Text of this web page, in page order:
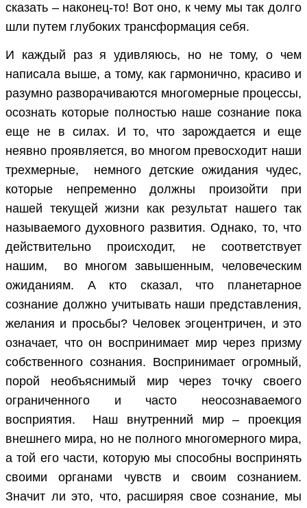
сказать – наконец-то! Вот оно, к чему мы так долго
шли путем глубоких трансформация себя.
И каждый раз я удивляюсь, но не тому, о чем
написала выше, а тому, как гармонично, красиво и
разумно разворачиваются многомерные процессы,
осознать которые полностью наше сознание пока
еще не в силах. И то, что зарождается и еще
неявно проявляется, во многом превосходит наши
трехмерные, немного детские ожидания чудес,
которые непременно должны произойти при
нашей текущей жизни как результат нашего так
называемого духовного развития. Однако, то, что
действительно происходит, не соответствует
нашим, во многом завышенным, человеческим
ожиданиям. А кто сказал, что планетарное
сознание должно учитывать наши представления,
желания и просьбы? Человек эгоцентричен, и это
означает, что он воспринимает мир через призму
собственного сознания. Воспринимает огромный,
порой необъяснимый мир через точку своего
ограниченного и часто неосознаваемого
восприятия. Наш внутренний мир – проекция
внешнего мира, но не полного многомерного мира,
а той его части, которую мы способны воспринять
своими органами чувств и своим сознанием.
Значит ли это, что, расширяя свое сознание, мы